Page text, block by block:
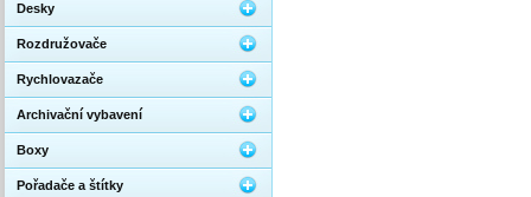
Desky
Rozdružovače
Rychlovazače
Archivační vybavení
Boxy
Pořadače a štítky